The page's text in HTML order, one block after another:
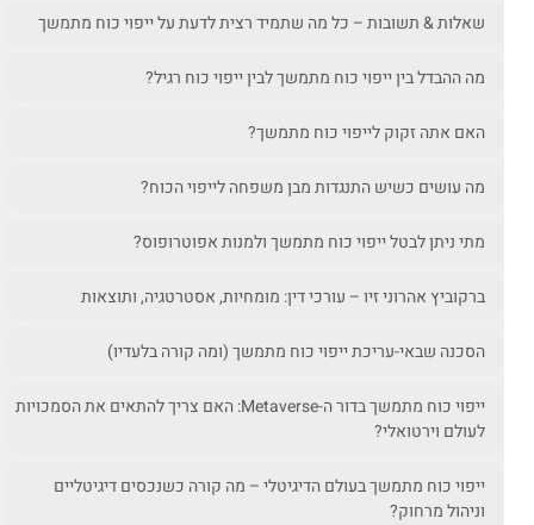
שאלות & תשובות – כל מה שתמיד רצית לדעת על ייפוי כוח מתמשך
מה ההבדל בין ייפוי כוח מתמשך לבין ייפוי כוח רגיל?
האם אתה זקוק לייפוי כוח מתמשך?
מה עושים כשיש התנגדות מבן משפחה לייפוי הכוח?
מתי ניתן לבטל ייפוי כוח מתמשך ולמנות אפוטרופוס?
ברקוביץ אהרוני זיו – עורכי דין: מומחיות, אסטרטגיה, ותוצאות
הסכנה שבאי-עריכת ייפוי כוח מתמשך (ומה קורה בלעדיו)
ייפוי כוח מתמשך בדור ה-Metaverse: האם צריך להתאים את הסמכויות
לעולם וירטואלי?
ייפוי כוח מתמשך בעולם הדיגיטלי – מה קורה כשנכסים דיגיטליים
וניהול מרחוק?